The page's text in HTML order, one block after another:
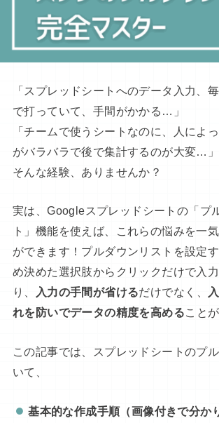
「スプレッドシートへのデータ入力、
で打っていて、手間がかかる…」
「チームで使うシートなのに、人によ
がバラバラで後で集計するのが大変…」
そんな経験、ありませんか？
実は、Googleスプレッドシートの「プ
ト」機能を使えば、これらの悩みを一
ができます！プルダウンリストを設定
め決めた選択肢からクリックだけで入
り、
入力の手間が省けるだけでなく、
れを防いでデータの精度を高めること
この記事では、スプレッドシートのプ
いて、
基本的な作成手順（画像付きで分か